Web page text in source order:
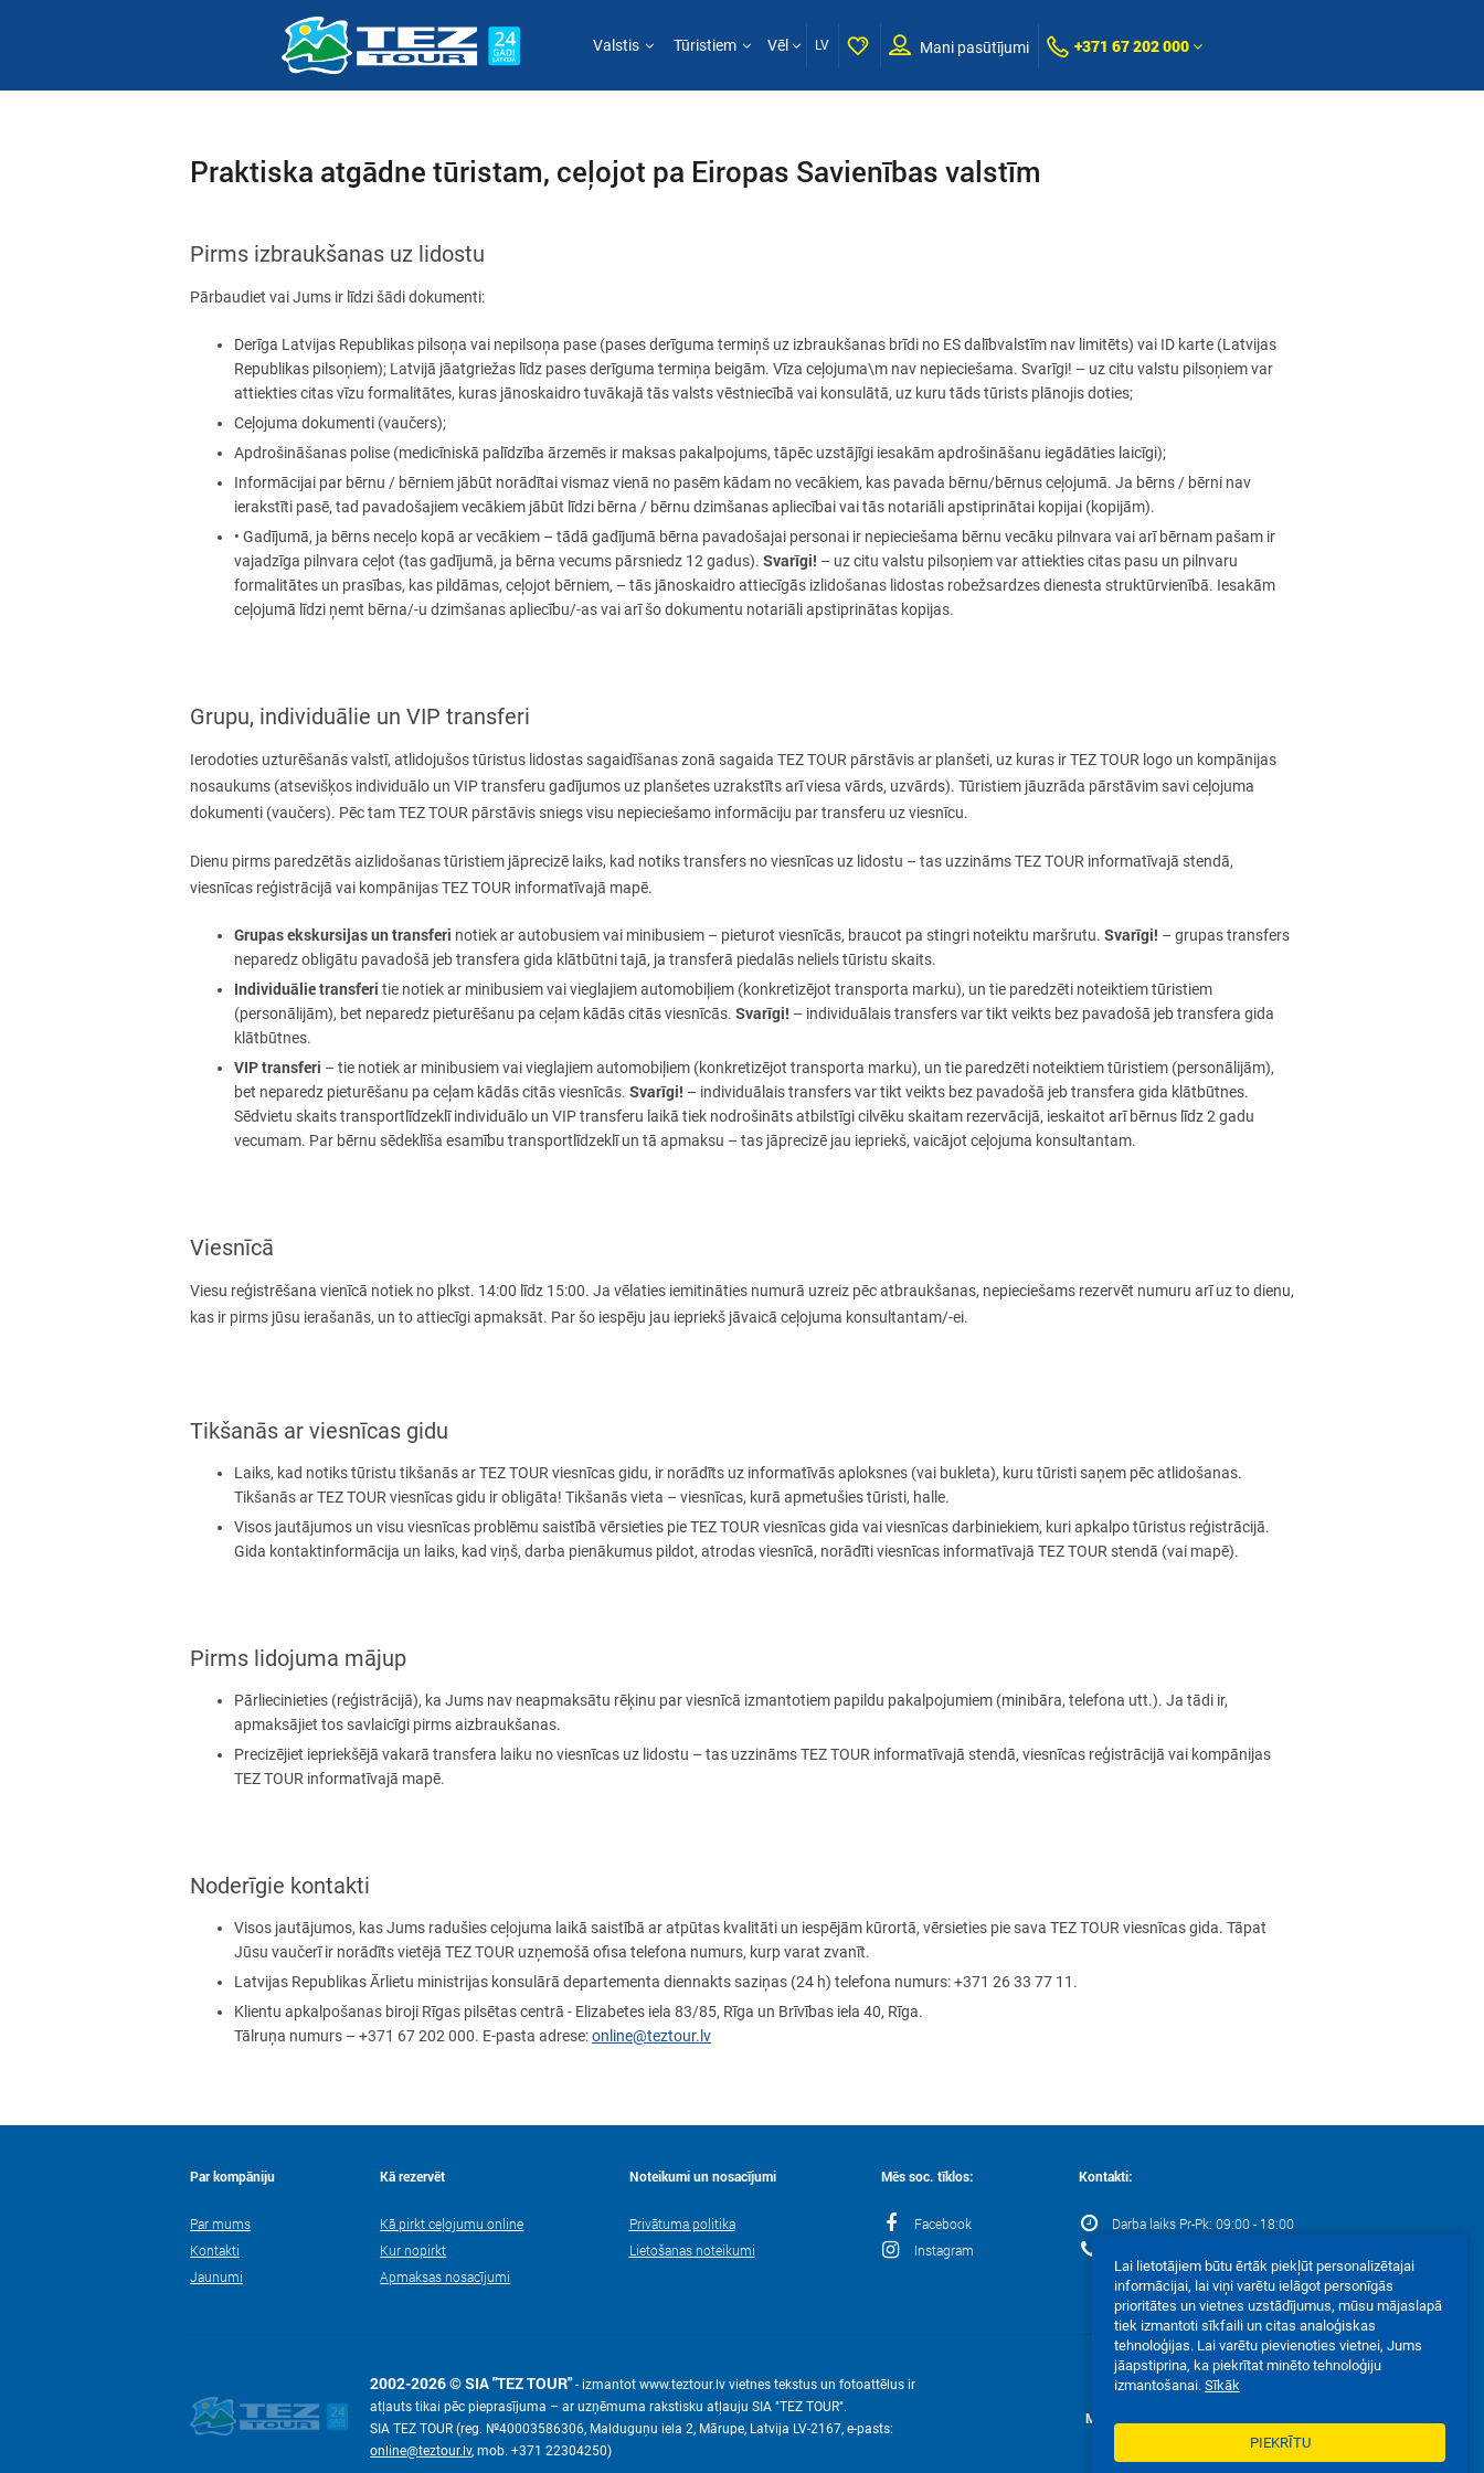
Valstis Tūristiem Vēl LV Mani pasūtījumi +371 67 202 000
Praktiska atgādne tūristam, ceļojot pa Eiropas Savienības valstīm
Pirms izbraukšanas uz lidostu
Pārbaudiet vai Jums ir līdzi šādi dokumenti:
Derīga Latvijas Republikas pilsoņa vai nepilsoņa pase (pases derīguma termiņš uz izbraukšanas brīdi no ES dalībvalstīm nav limitēts) vai ID karte (Latvijas
Republikas pilsoņiem); Latvijā jāatgriežas līdz pases derīguma termiņa beigām. Vīza ceļojuma\m nav nepieciešama. Svarīgi! – uz citu valstu pilsoņiem var
attiekties citas vīzu formalitātes, kuras jānoskaidro tuvākajā tās valsts vēstniecībā vai konsulātā, uz kuru tāds tūrists plānojis doties;
Ceļojuma dokumenti (vaučers);
Apdrošināšanas polise (medicīniskā palīdzība ārzemēs ir maksas pakalpojums, tāpēc uzstājīgi iesakām apdrošināšanu iegādāties laicīgi);
Informācijai par bērnu / bērniem jābūt norādītai vismaz vienā no pasēm kādam no vecākiem, kas pavada bērnu/bērnus ceļojumā. Ja bērns / bērni nav
ierakstīti pasē, tad pavadošajiem vecākiem jābūt līdzi bērna / bērnu dzimšanas apliecībai vai tās notariāli apstiprinātai kopijai (kopijām).
• Gadījumā, ja bērns neceļo kopā ar vecākiem – tādā gadījumā bērna pavadošajai personai ir nepieciešama bērnu vecāku pilnvara vai arī bērnam pašam ir
vajadzīga pilnvara ceļot (tas gadījumā, ja bērna vecums pārsniedz 12 gadus). Svarīgi! – uz citu valstu pilsoņiem var attiekties citas pasu un pilnvaru
formalitātes un prasības, kas pildāmas, ceļojot bērniem, – tās jānoskaidro attiecīgās izlidošanas lidostas robežsardzes dienesta struktūrvienībā. Iesakām
ceļojumā līdzi ņemt bērna/-u dzimšanas apliecību/-as vai arī šo dokumentu notariāli apstiprinātas kopijas.
Grupu, individuālie un VIP transferi
Ierodoties uzturēšanās valstī, atlidojušos tūristus lidostas sagaidīšanas zonā sagaida TEZ TOUR pārstāvis ar planšeti, uz kuras ir TEZ TOUR logo un kompānijas
nosaukums (atsevišķos individuālo un VIP transferu gadījumos uz planšetes uzrakstīts arī viesa vārds, uzvārds). Tūristiem jāuzrāda pārstāvim savi ceļojuma
dokumenti (vaučers). Pēc tam TEZ TOUR pārstāvis sniegs visu nepieciešamo informāciju par transferu uz viesnīcu.
Dienu pirms paredzētās aizlidošanas tūristiem jāprecizē laiks, kad notiks transfers no viesnīcas uz lidostu – tas uzzināms TEZ TOUR informatīvajā stendā,
viesnīcas reģistrācijā vai kompānijas TEZ TOUR informatīvajā mapē.
Grupas ekskursijas un transferi notiek ar autobusiem vai minibusiem – pieturot viesnīcās, braucot pa stingri noteiktu maršrutu. Svarīgi! – grupas transfers
neparedz obligātu pavadošā jeb transfera gida klātbūtni tajā, ja transferā piedalās neliels tūristu skaits.
Individuālie transferi tie notiek ar minibusiem vai vieglajiem automobiļiem (konkretizējot transporta marku), un tie paredzēti noteiktiem tūristiem
(personālijām), bet neparedz pieturēšanu pa ceļam kādās citās viesnīcās. Svarīgi! – individuālais transfers var tikt veikts bez pavadošā jeb transfera gida
klātbūtnes.
VIP transferi – tie notiek ar minibusiem vai vieglajiem automobiļiem (konkretizējot transporta marku), un tie paredzēti noteiktiem tūristiem (personālijām),
bet neparedz pieturēšanu pa ceļam kādās citās viesnīcās. Svarīgi! – individuālais transfers var tikt veikts bez pavadošā jeb transfera gida klātbūtnes.
Sēdvietu skaits transportlīdzeklī individuālo un VIP transferu laikā tiek nodrošināts atbilstīgi cilvēku skaitam rezervācijā, ieskaitot arī bērnus līdz 2 gadu
vecumam. Par bērnu sēdeklīša esamību transportlīdzeklī un tā apmaksu – tas jāprecizē jau iepriekš, vaicājot ceļojuma konsultantam.
Viesnīcā
Viesu reģistrēšana vienīcā notiek no plkst. 14:00 līdz 15:00. Ja vēlaties iemitināties numurā uzreiz pēc atbraukšanas, nepieciešams rezervēt numuru arī uz to dienu,
kas ir pirms jūsu ierašanās, un to attiecīgi apmaksāt. Par šo iespēju jau iepriekš jāvaicā ceļojuma konsultantam/-ei.
Tikšanās ar viesnīcas gidu
Laiks, kad notiks tūristu tikšanās ar TEZ TOUR viesnīcas gidu, ir norādīts uz informatīvās aploksnes (vai bukleta), kuru tūristi saņem pēc atlidošanas.
Tikšanās ar TEZ TOUR viesnīcas gidu ir obligāta! Tikšanās vieta – viesnīcas, kurā apmetušies tūristi, halle.
Visos jautājumos un visu viesnīcas problēmu saistībā vērsieties pie TEZ TOUR viesnīcas gida vai viesnīcas darbiniekiem, kuri apkalpo tūristus reģistrācijā.
Gida kontaktinformācija un laiks, kad viņš, darba pienākumus pildot, atrodas viesnīcā, norādīti viesnīcas informatīvajā TEZ TOUR stendā (vai mapē).
Pirms lidojuma mājup
Pārliecinieties (reģistrācijā), ka Jums nav neapmaksātu rēķinu par viesnīcā izmantotiem papildu pakalpojumiem (minibāra, telefona utt.). Ja tādi ir,
apmaksājiet tos savlaicīgi pirms aizbraukšanas.
Precizējiet iepriekšējā vakarā transfera laiku no viesnīcas uz lidostu – tas uzzināms TEZ TOUR informatīvajā stendā, viesnīcas reģistrācijā vai kompānijas
TEZ TOUR informatīvajā mapē.
Noderīgie kontakti
Visos jautājumos, kas Jums radušies ceļojuma laikā saistībā ar atpūtas kvalitāti un iespējām kūrortā, vērsieties pie sava TEZ TOUR viesnīcas gida. Tāpat
Jūsu vaučerī ir norādīts vietējā TEZ TOUR uzņemošā ofisa telefona numurs, kurp varat zvanīt.
Latvijas Republikas Ārlietu ministrijas konsulārā departementa diennakts saziņas (24 h) telefona numurs: +371 26 33 77 11.
Klientu apkalpošanas biroji Rīgas pilsētas centrā - Elizabetes iela 83/85, Rīga un Brīvības iela 40, Rīga.
Tālruņa numurs – +371 67 202 000. E-pasta adrese:online@teztour.lv
Par kompāniju
Par mums
Kontakti
Jaunumi
Kā rezervēt
Kā pirkt ceļojumu online
Kur nopirkt
Apmaksas nosacījumi
Noteikumi un nosacījumi
Privātuma politika
Lietošanas noteikumi
Mēs soc. tīklos:
Facebook
Instagram
Kontakti:
Darba laiks Pr-Pk: 09:00 - 18:00
2002-2026 © SIA "TEZ TOUR" - izmantot www.teztour.lv vietnes tekstus un fotoattēlus ir
atļauts tikai pēc pieprasījuma – ar uzņēmuma rakstisku atļauju SIA "TEZ TOUR".
SIA TEZ TOUR (reg. №40003586306, Malduguņu iela 2, Mārupe, Latvija LV-2167, е-pasts:
online@teztour.lv, mob. +371 22304250)
Mēs akceptējam:
Lai lietotājiem būtu ērtāk piekļūt personalizētajai
informācijai, lai viņi varētu ielāgot personīgās
prioritātes un vietnes uzstādījumus, mūsu mājaslapā
tiek izmantoti sīkfaili un citas analoģiskas
tehnoloģijas. Lai varētu pievienoties vietnei, Jums
jāapstiprina, ka piekrītat minēto tehnoloģiju
izmantošanai. Sīkāk
PIEKRĪTU